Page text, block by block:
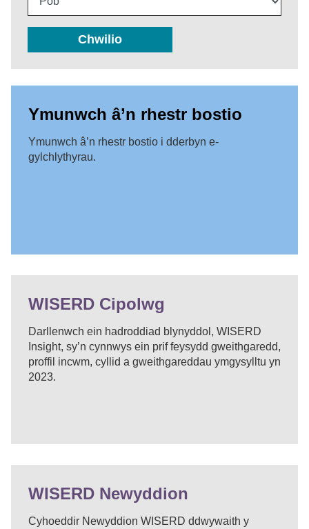
Chwilio
Ymunwch â’n rhestr bostio
Ymunwch â’n rhestr bostio i dderbyn e-
gylchlythyrau.
WISERD Cipolwg
Darllenwch ein hadroddiad blynyddol, WISERD
Insight, sy’n cynnwys ein prif feysydd gweithgaredd,
proffil incwm, cyllid a gweithgareddau ymgysylltu yn
2023.
WISERD Newyddion
Cyhoeddir Newyddion WISERD ddwywaith y